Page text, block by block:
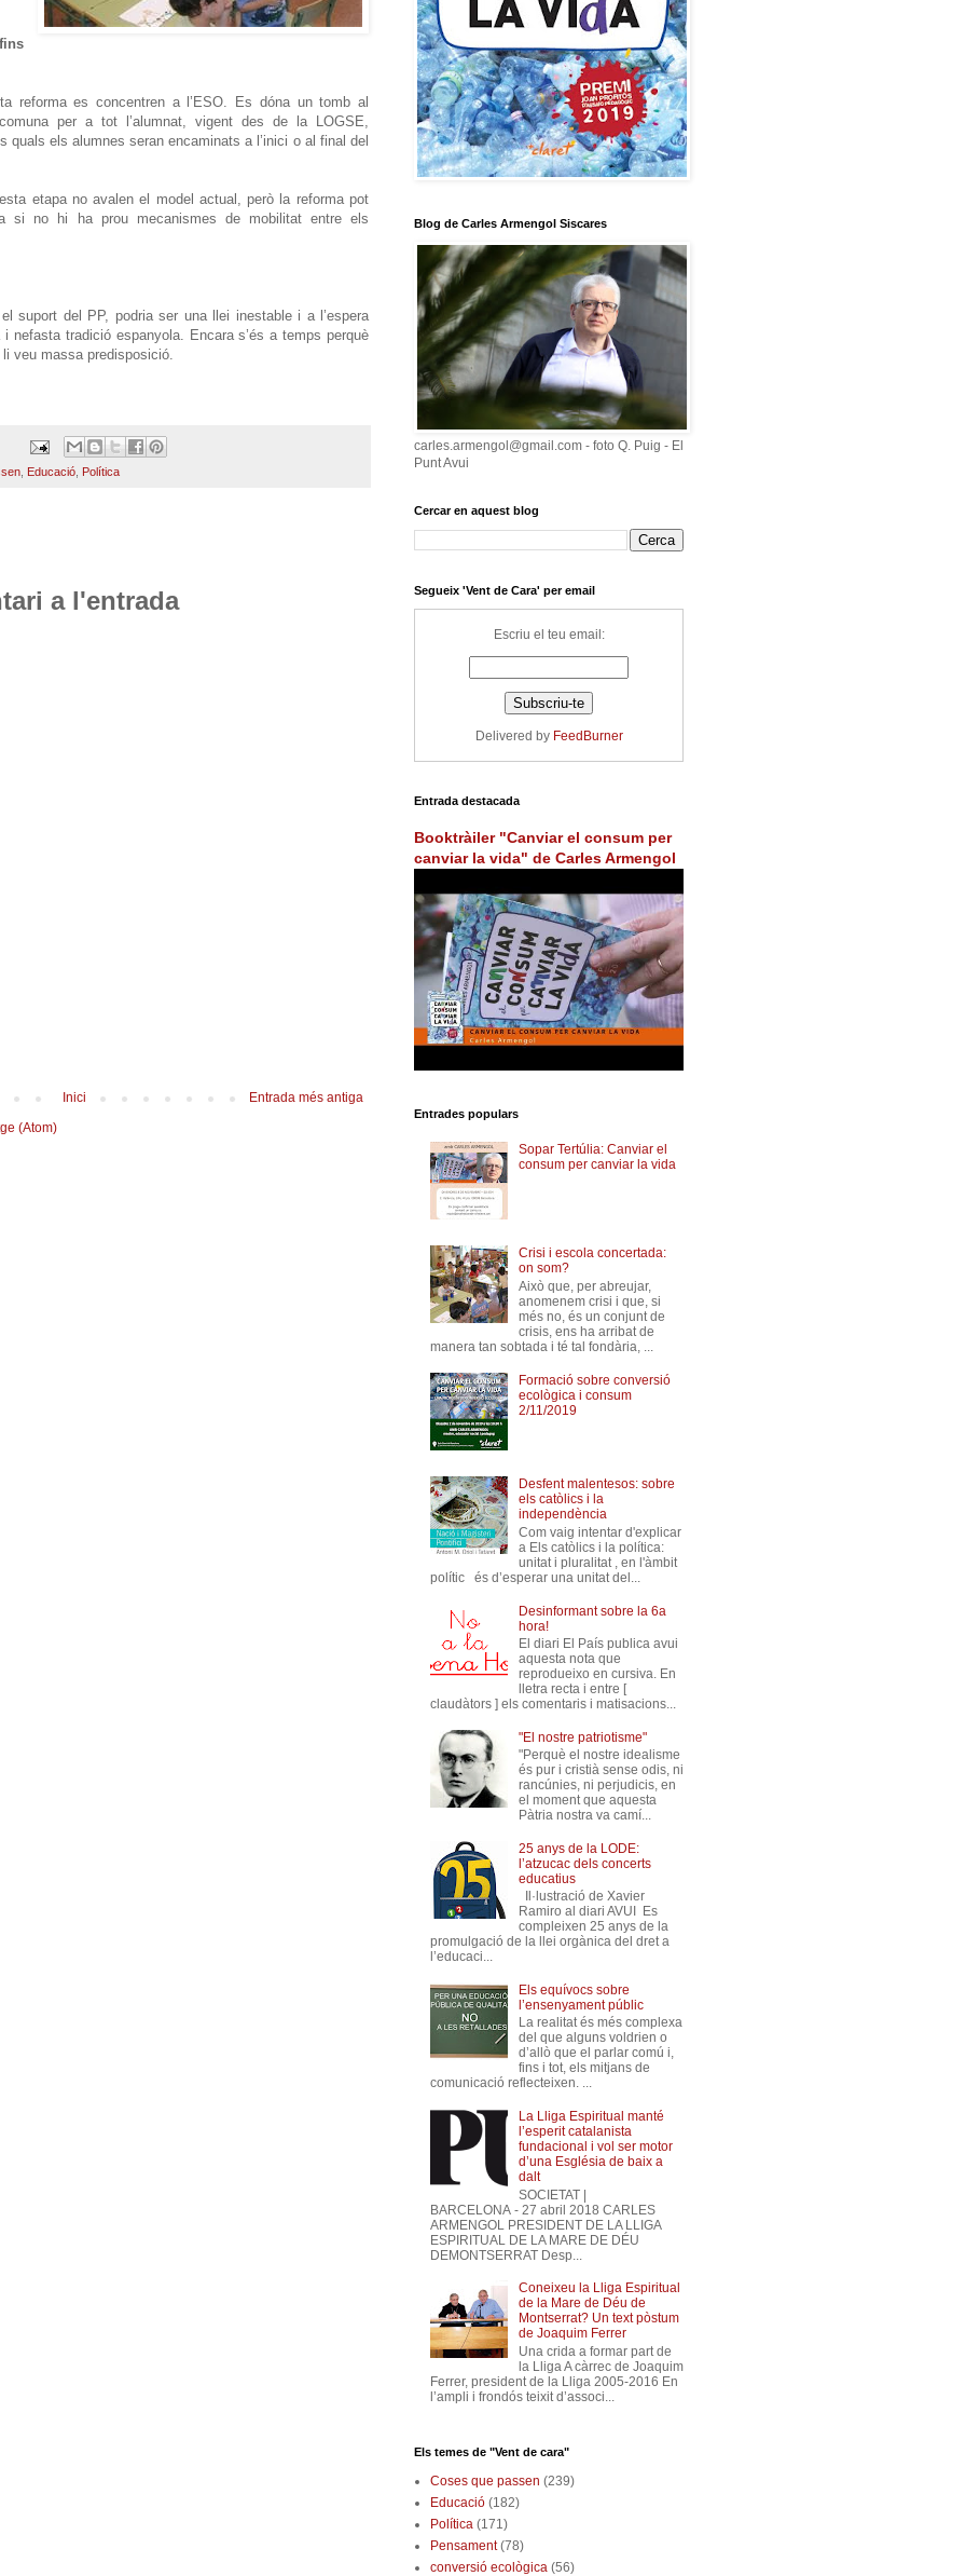
reforma es concentren a l’ESO. Es dóna un tomb al
per a tot l’alumnat, vigent des de la LOGSE,
quals els alumnes seran encaminats a l’inici o al final del
etapa no avalen el model actual, però la reforma pot
si no hi ha prou mecanismes de mobilitat entre els
suport del PP, podria ser una llei inestable i a l’espera
nefasta tradició espanyola. Encara s’és a temps perquè
veu massa predisposició.
Educació Política
a l'entrada
Entrada més antiga
Inici
(Atom)
Blog de Carles Armengol Siscares
carles.armengol@gmail.com - foto Q. Puig - El
Punt Avui
Cercar en aquest blog
Segueix 'Vent de Cara' per email
Escriu el teu email:
Delivered by FeedBurner
Entrada destacada
Booktràiler "Canviar el consum per
canviar la vida" de Carles Armengol
Entrades populars
Sopar Tertúlia: Canviar el
consum per canviar la vida
Crisi i escola concertada:
on som?
Això que, per abreujar,
anomenem crisi i que, si
més no, és un conjunt de
crisis, ens ha arribat de
manera tan sobtada i té tal fondària, ...
Formació sobre conversió
ecològica i consum
2/11/2019
Desfent malentesos: sobre
els catòlics i la
independència
Com vaig intentar d'explicar
a Els catòlics i la política:
unitat i pluralitat , en l'àmbit
polític és d’esperar una unitat del...
Desinformant sobre la 6a
hora!
El diari El País publica avui
aquesta nota que
reprodueixo en cursiva. En
lletra recta i entre [
claudàtors ] els comentaris i matisacions...
"El nostre patriotisme"
"Perquè el nostre idealisme
és pur i cristià sense odis, ni
rancúnies, ni perjudicis, en
el moment que aquesta
Pàtria nostra va camí...
25 anys de la LODE:
l’atzucac dels concerts
educatius
Il·lustració de Xavier
Ramiro al diari AVUI Es
compleixen 25 anys de la
promulgació de la llei orgànica del dret a
l’educaci...
Els equívocs sobre
l’ensenyament públic
La realitat és més complexa
del que alguns voldrien o
d’allò que el parlar comú i,
fins i tot, els mitjans de
comunicació reflecteixen. ...
La Lliga Espiritual manté
l’esperit catalanista
fundacional i vol ser motor
d’una Església de baix a
dalt
SOCIETAT |
BARCELONA - 27 abril 2018 CARLES
ARMENGOL PRESIDENT DE LA LLIGA
ESPIRITUAL DE LA MARE DE DÉU
DEMONTSERRAT Desp...
Coneixeu la Lliga Espiritual
de la Mare de Déu de
Montserrat? Un text pòstum
de Joaquim Ferrer
Una crida a formar part de
la Lliga A càrrec de Joaquim
Ferrer, president de la Lliga 2005-2016 En
l’ampli i frondós teixit d’associ...
Els temes de "Vent de cara"
Coses que passen (239)
Educació (182)
Política (171)
Pensament (78)
conversió ecològica (56)